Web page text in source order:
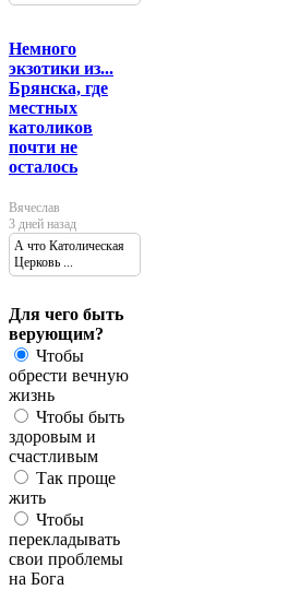
Немного
экзотики из...
Брянска, где
местных
католиков
почти не
осталось
Вячеслав
3 дней назад
А что Католическая
Церковь ...
Для чего быть
верующим?
Чтобы
обрести вечную
жизнь
Чтобы быть
здоровым и
счастливым
Так проще
жить
Чтобы
перекладывать
свои проблемы
на Бога